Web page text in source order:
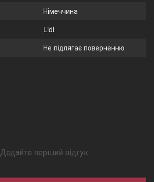
Німеччина
Lidl
Не підлягає поверненню
Додайте перший відгук